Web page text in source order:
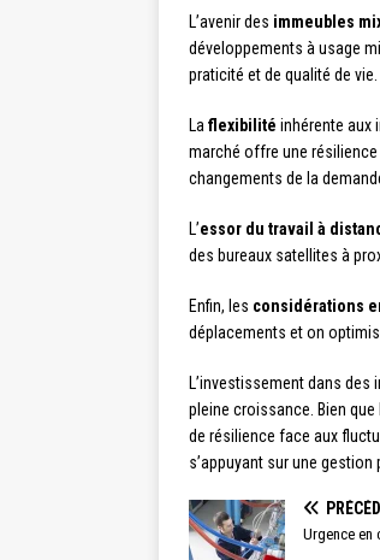
L’avenir des immeubles
développements à usage
praticité et de qualité de vie.
La flexibilité inhérente aux
marché offre une résilience
changements de la
L’essor du travail à
des bureaux satellites à
Enfin, les considérations
déplacements et on
L’investissement dans
pleine croissance. Bien
de résilience face aux
s’appuyant sur une
Urgence en